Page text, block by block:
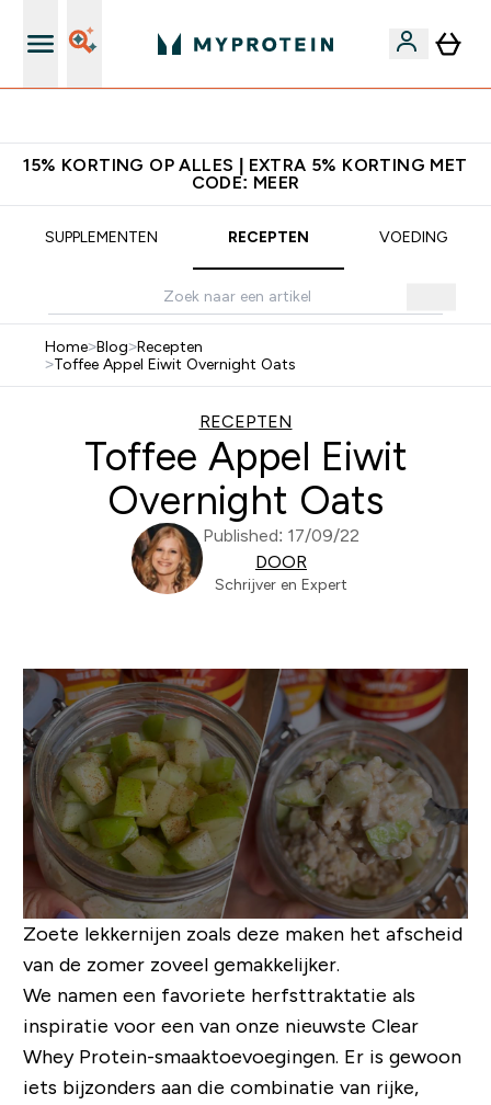
15% KORTING OP ALLES | EXTRA 5% KORTING MET
CODE: MEER
SUPPLEMENTEN RECEPTEN VOEDING
Home>Blog>Recepten
>Toffee Appel Eiwit Overnight Oats
RECEPTEN
Toffee Appel Eiwit
Overnight Oats
Published: 17/09/22
DOOR
Schrijver en Expert
Zoete lekkernijen zoals deze maken het afscheid
van de zomer zoveel gemakkelijker.
We namen een favoriete herfsttraktatie als
inspiratie voor een van onze nieuwste Clear
Whey Protein-smaaktoevoegingen. Er is gewoon
iets bijzonders aan die combinatie van rijke,